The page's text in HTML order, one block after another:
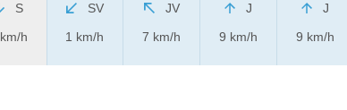
S
h
SV
1 km/h
JV
7 km/h
J
9 km/h
J
9 km/h